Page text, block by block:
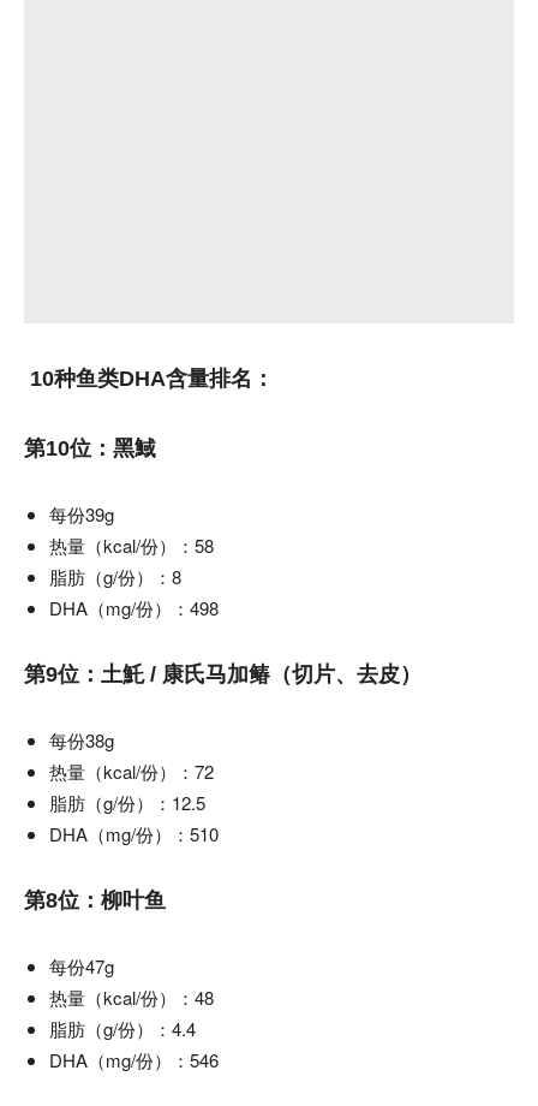
10种鱼类DHA含量排名：
第10位：黑䱛
每份39g
热量（kcal/份）：58
脂肪（g/份）：8
DHA（mg/份）：498
第9位：土魠 / 康氏马加䲠（切片、去皮）
每份38g
热量（kcal/份）：72
脂肪（g/份）：12.5
DHA（mg/份）：510
第8位：柳叶鱼
每份47g
热量（kcal/份）：48
脂肪（g/份）：4.4
DHA（mg/份）：546